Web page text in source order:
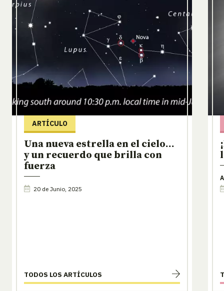
ARTÍCULO
Una nueva estrella en el cielo…
y un recuerdo que brilla con
fuerza
20 de Junio, 2025
TODOS LOS ARTÍCULOS